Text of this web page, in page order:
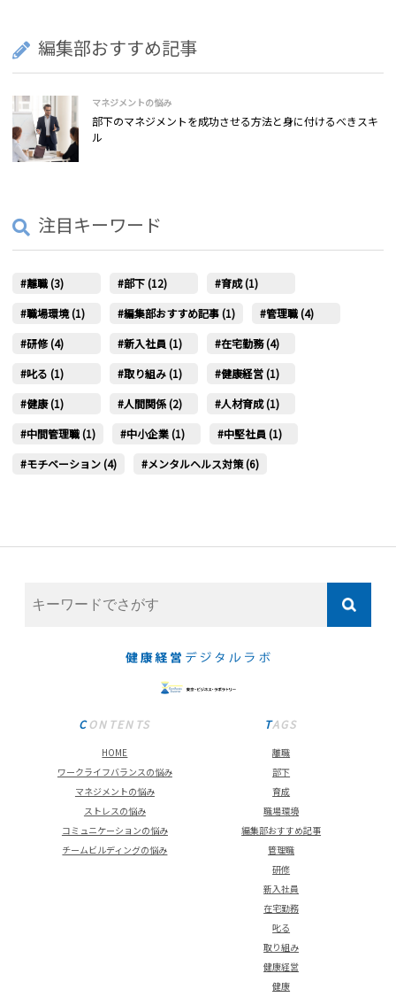
編集部おすすめ記事
マネジメントの悩み
部下のマネジメントを成功させる方法と身に付けるべきスキ
ル
注目キーワード
離職 (3) 部下 (12)
育成 (1)
職場環境 (1)
編集部おすすめ記事 (1)
管理職 (4)
研修 (4)
新入社員 (1)
在宅勤務 (4)
叱る (1)
取り組み (1)
健康経営 (1)
健康 (1)
人間関係 (2)
人材育成 (1)
中間管理職 (1)
中小企業 (1)
中堅社員 (1)
モチベーション (4)
メンタルヘルス対策 (6)
CONTENTS
HOME
ワークライフバランスの悩み
マネジメントの悩み
ストレスの悩み
コミュニケーションの悩み
チームビルディングの悩み
TAGS
離職
部下
育成
職場環境
編集部おすすめ記事
管理職
研修
新入社員
在宅勤務
叱る
取り組み
健康経営
健康